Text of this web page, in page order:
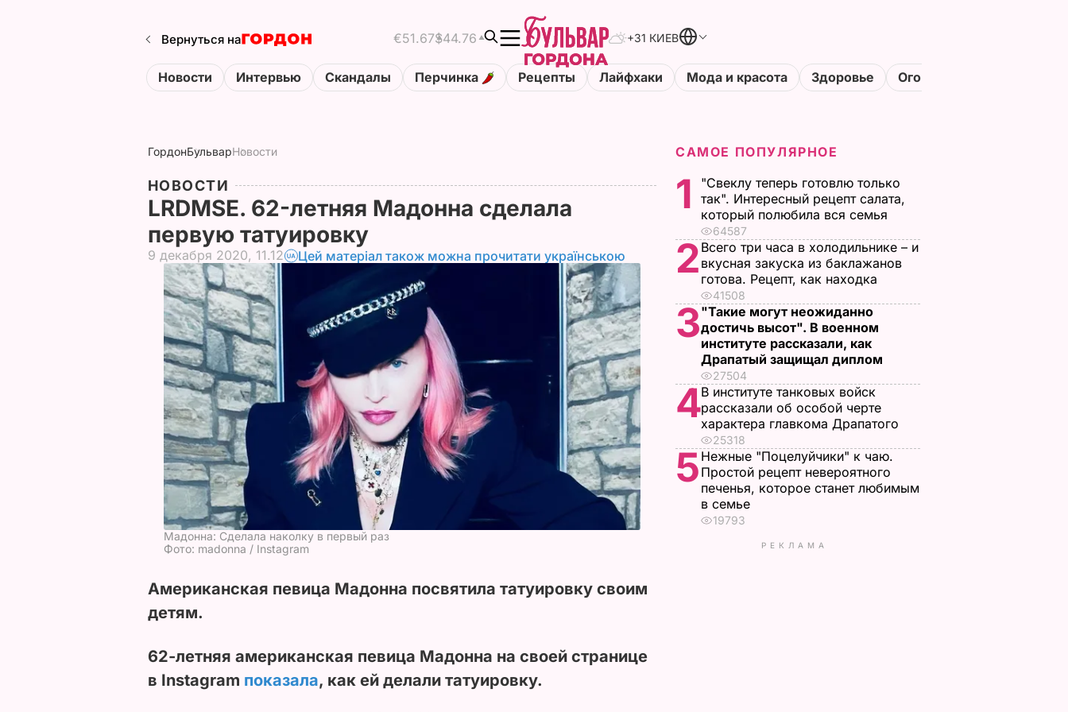
Вернуться на €51.67$44.76 +31 КИЕВ
Новости Интервью Скандалы Перчинка Рецепты Лайфхаки Мода и красота Здоровье Огороды
ГордонБульварНовости
НОВОСТИ
LRDMSE. 62-летняя Мадонна сделала
первую татуировку
9 декабря 2020, 11.12 Цей матеріал також можна прочитати українською
Мадонна: Сделала наколку в первый раз
Фото: madonna / Instagram
Американская певица Мадонна посвятила татуировку своим
детям.
62-летняя американская певица Мадонна на своей странице
в Instagram показала, как ей делали татуировку.
САМОЕ ПОПУЛЯРНОЕ
1
"Свеклу теперь готовлю только
так". Интересный рецепт салата,
который полюбила вся семья
64587
2 Всего три часа в холодильнике – и
вкусная закуска из баклажанов
готова. Рецепт, как находка
41508
3"Такие могут неожиданно
достичь высот". В военном
институте рассказали, как
Драпатый защищал диплом
27504
4В институте танковых войск
рассказали об особой черте
характера главкома Драпатого
25318
5 Нежные "Поцелуйчики" к чаю.
Простой рецепт невероятного
печенья, которое станет любимым
в семье
19793
РЕКЛАМА